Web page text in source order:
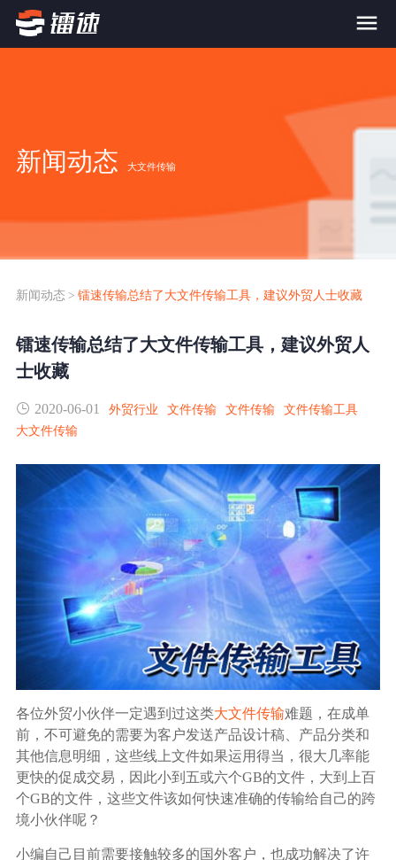
FTP替代升级
SDK传输应用集成
跨国数据传输
数据同步
内外网文件交换
数据迁移
数据协作
数据分发
行业应用解决方案
政府机构
广告媒体
金融行业
案例
新闻动态
生态合作
关于镭速
帮助中心
新闻动态 大文件传输
新闻动态 > 镭速传输总结了大文件传输工具，建议外贸人士收藏
镭速传输总结了大文件传输工具，建议外贸人
士收藏
2020-06-01 外贸行业 文件传输 文件传输
文件传输工具
大文件传输
各位外贸小伙伴一定遇到过这类大文件传输难题，在成单
前，不可避免的需要为客户发送产品设计稿、产品分类和
其他信息明细，这些线上文件如果运用得当，很大几率能
更快的促成交易，因此小到五或六个GB的文件，大到上百
个GB的文件，这些文件该如何快速准确的传输给自己的跨
境小伙伴呢？
小编自己目前需要接触较多的国外客户，也成功解决了许